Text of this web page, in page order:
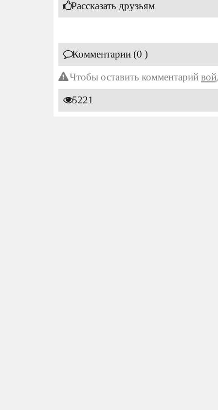
Рассказать друзьям
Комментарии (0 )
Чтобы оставить комментарий
5221